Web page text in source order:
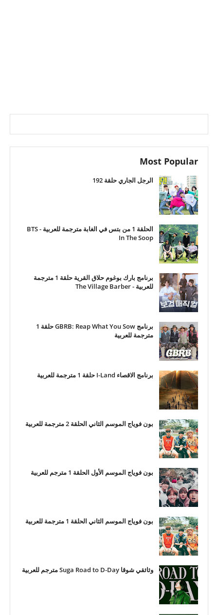
Most Popular
الرجل الجاري حلقة 192
الحلقة 1 من بتس في الغابة مترجمة للعربية - BTS
In The Soop
برنامج بارك بوغوم حلاق القرية حلقة 1 مترجمة
للعربية - The Village Barber
برنامج GBRB: Reap What You Sow حلقة 1
مترجمة للعربية
برنامج الاقصاء I-Land حلقة 1 مترجمة للعربية
بون فوياج الموسم الثاني الحلقة 2 مترجمة للعربية
بون فوياج الموسم الأول الحلقة 1 مترجم للعربية
بون فوياج الموسم الثاني الحلقة 1 مترجمة للعربية
وثائقي شوقا Suga Road to D-Day مترجم للعربية